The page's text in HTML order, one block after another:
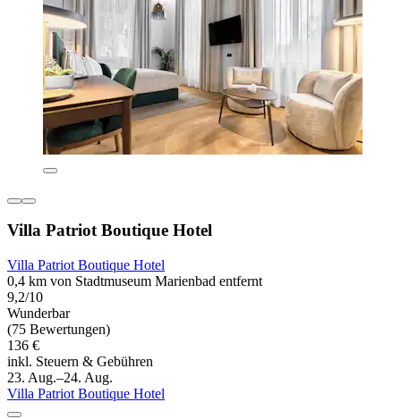
Villa Patriot Boutique Hotel
Villa Patriot Boutique Hotel
0,4 km von Stadtmuseum Marienbad entfernt
9,2/10
Wunderbar
(75 Bewertungen)
136 €
inkl. Steuern & Gebühren
23. Aug.–24. Aug.
Villa Patriot Boutique Hotel